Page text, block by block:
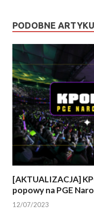
PODOBNE
[AKTUALIZACJA]
popowy na PGE
12/07/2023